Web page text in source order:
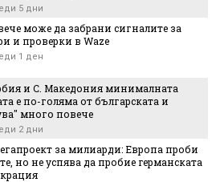
5 дни
може да забрани сигналите за
и проверки в Waze
1 ден
и С. Македония минималната
е по-голяма от българската и
много повече
2 дни
за милиарди: Европа проби
но не успява да пробие германската